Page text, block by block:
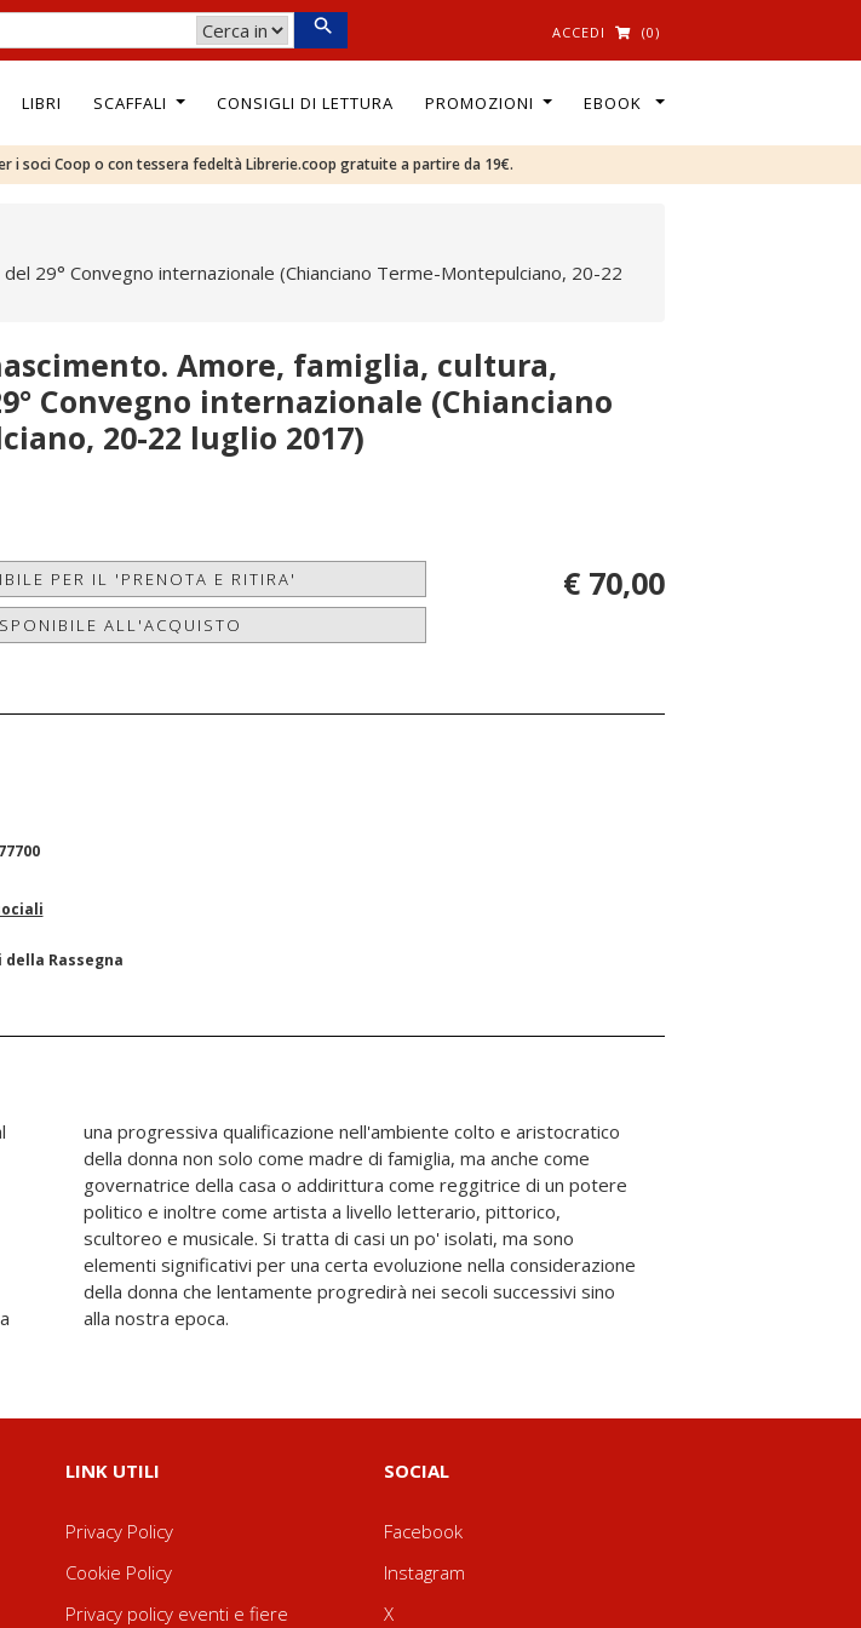
ACCEDI (0)
LIBRI SCAFFALI CONSIGLI DI LETTURA PROMOZIONI EBOOK
i soci Coop o con tessera fedeltà Librerie.coop gratuite a partire da 19€.
29° Convegno internazionale (Chianciano Terme-Montepulciano, 20-22
Amore, famiglia, cultura,
Convegno internazionale (Chianciano
20-22 luglio 2017)
PER IL 'PRENOTA E RITIRA'
ALL'ACQUISTO
€ 70,00
della Rassegna
alla nostra epoca.
LINK UTILI
Privacy Policy
Cookie Policy
Privacy policy eventi e fiere
SOCIAL
Facebook
Instagram
X